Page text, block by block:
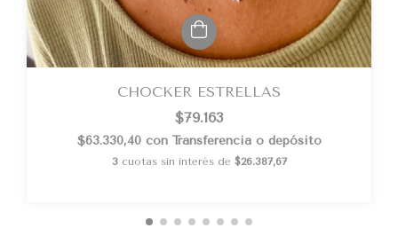
CHOCKER ESTRELLAS
$79.163
$63.330,40 con Transferencia o depósito
3 cuotas sin interés de $26.387,67